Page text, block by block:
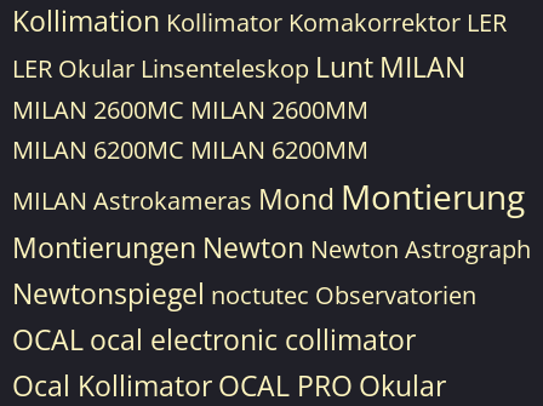
Kollimation Kollimator Komakorrektor LER
LER Okular Linsenteleskop Lunt MILAN
MILAN 2600MC MILAN 2600MM
MILAN 6200MC MILAN 6200MM
MILAN Astrokameras Mond Montierung
Montierungen Newton Newton Astrograph
Newtonspiegel noctutec Observatorien
OCALocal electronic collimator
Ocal KollimatorOCAL PRO Okular